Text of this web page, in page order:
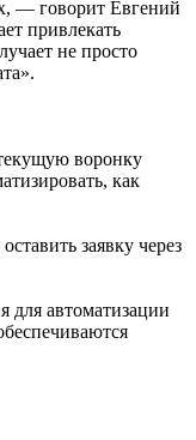
— говорит Евгений
привлекать
не просто
воронку
как
заявку через
автоматизации